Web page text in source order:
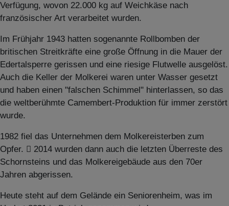
Verfügung, wovon 22.000 kg auf Weichkäse nach
französischer Art verarbeitet wurden.
Im Frühjahr 1943 hatten sogenannte Rollbomben der
britischen Streitkräfte eine große Öffnung in die Mauer der
Edertalsperre gerissen und eine riesige Flutwelle ausgelöst.
Auch die Keller der Molkerei waren unter Wasser gesetzt
und haben einen "falschen Schimmel" hinterlassen, so das
die weltberühmte Camembert-Produktion für immer zerstört
wurde.
1982 fiel das Unternehmen dem Molkereisterben zum
Opfer.  2014 wurden dann auch die letzten Überreste des
Schornsteins und das Molkereigebäude aus den 70er
Jahren abgerissen.
Heute steht auf dem Gelände ein Seniorenheim, was im